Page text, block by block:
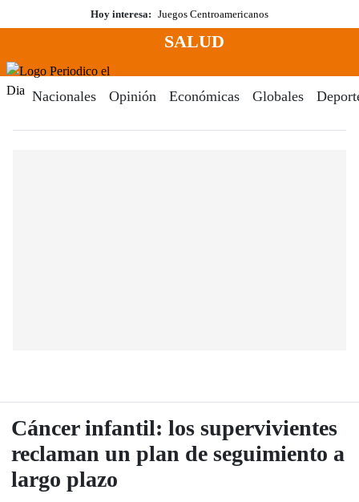
al
Hoy interesa: Juegos Centroamericanos
Menú
SALUD
Nacionales Opinión Económicas Globales
Cáncer infantil: los supervivientes
reclaman un plan de seguimiento a
largo plazo